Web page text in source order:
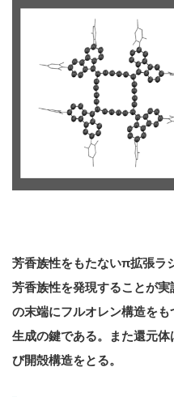
芳香族性をもたないπ拡張ラ
芳香族性を発現することが実
の末端にフルオレン構造を
生成の鍵である。また還元
び開殻構造をとる。